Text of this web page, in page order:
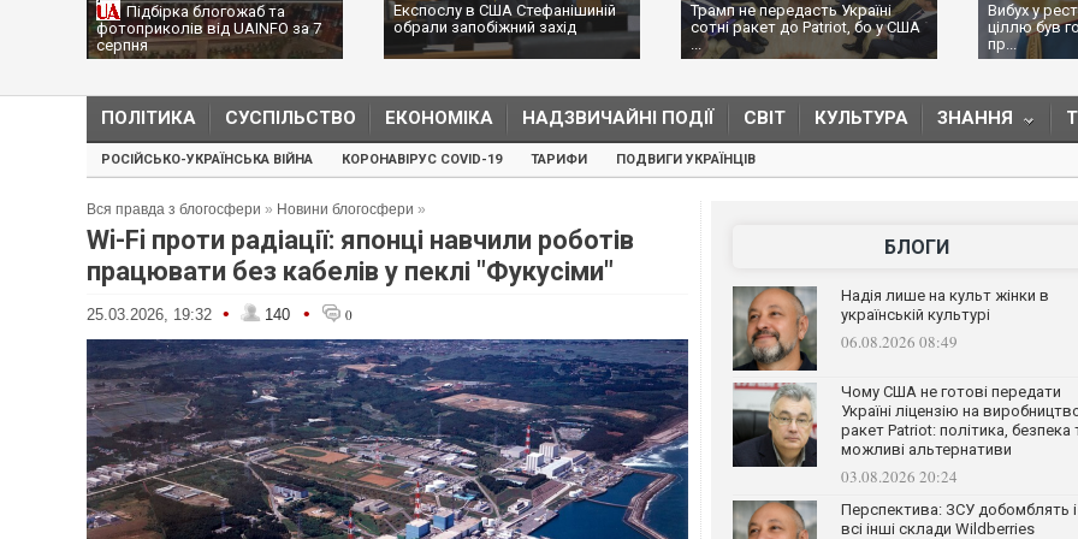
Підбірка блогожаб та
фотоприколів від UAINFO за 7
серпня
Експослу в США Стефанішиній
обрали запобіжний захід
Трамп не передасть Україні
сотні ракет до Patriot, бо у США
...
Вибух у
ціллю був
пр...
ПОЛІТИКА СУСПІЛЬСТВО ЕКОНОМІКА НАДЗВИЧАЙНІ ПОДІЇ СВІТ КУЛЬТУРА ЗНАННЯ
РОСІЙСЬКО-УКРАЇНСЬКА ВІЙНА КОРОНАВІРУС COVID-19 ТАРИФИ ПОДВИГИ УКРАЇНЦІВ
Вся правда з блогосфери » Новини блогосфери »
Wi-Fi проти радіації: японці навчили роботів
працювати без кабелів у пеклі "Фукусіми"
25.03.2026, 19:32 • 140 • 0
БЛОГИ
Надія лише на культ жінки в
українській культурі
06.08.2026 08:49
Чому США не готові передати
Україні ліцензію на
ракет Patriot: політика, безпека
можливі альтернативи
03.08.2026 20:24
Перспектива: ЗСУ добомблять і
всі інші склади Wildberries